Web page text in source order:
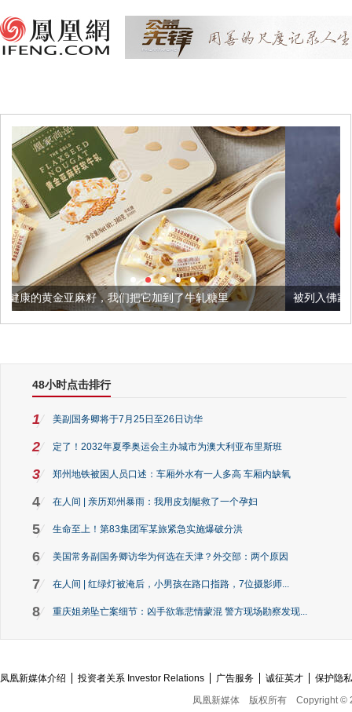
我们把它加到了牛轧糖里 被列入佛家七宝的它到底有多
48小时点击排行
1 美副国务卿将于7月25日至26日访华
2 定了！2032年夏季奥运会主办城市为澳大利亚布里斯班
3 郑州地铁被困人员口述：车厢外水有一人多高 车厢内缺氧
4 在人间 | 亲历郑州暴雨：我用皮划艇救了一个孕妇
5 生命至上！第83集团军某旅紧急实施爆破分洪
6 美国常务副国务卿访华为何选在天津？外交部：两个原因
7 在人间 | 红绿灯被淹后，小男孩在路口指路，7位摄影师...
8 重庆姐弟坠亡案细节：凶手欲靠悲情蒙混 警方现场勘察发现...
凤凰新媒体介绍 投资者关系 Investor Relations 广告服务 诚征英才
保护隐
凤凰新媒体
版权所有 Copyright ©